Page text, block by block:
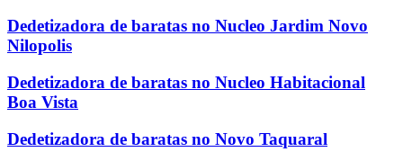
Dedetizadora de baratas no Nucleo Jardim Novo
Nilopolis
Dedetizadora de baratas no Nucleo Habitacional
Boa Vista
Dedetizadora de baratas no Novo Taquaral